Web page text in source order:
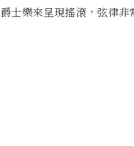
士樂來呈現搖滾，弦律